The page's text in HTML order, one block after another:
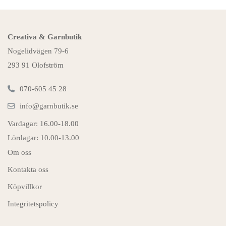
Creativa & Garnbutik
Nogelidvägen 79-6
293 91 Olofström
070-605 45 28
info@garnbutik.se
Vardagar: 16.00-18.00
Lördagar: 10.00-13.00
Om oss
Kontakta oss
Köpvillkor
Integritetspolicy